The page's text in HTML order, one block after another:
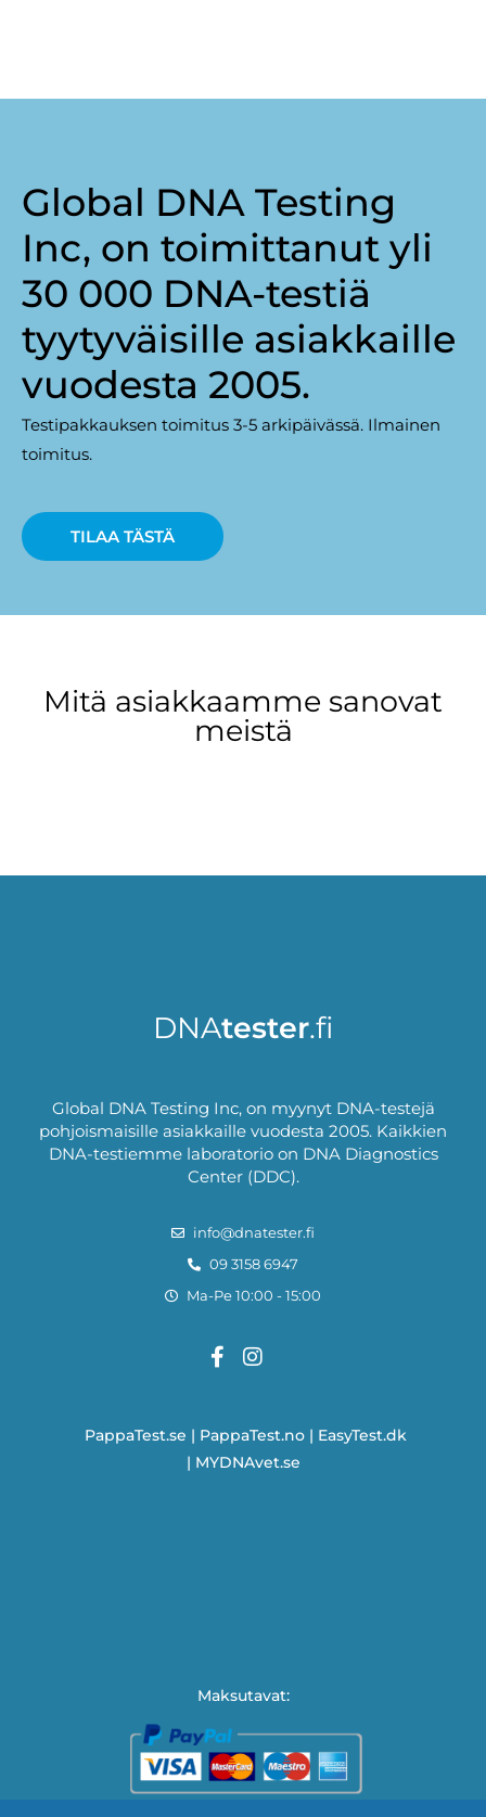
Global DNA Testing
Inc, on toimittanut yli
30 000 DNA-testiä
tyytyväisille asiakkaille
vuodesta 2005.
Testipakkauksen toimitus 3-5 arkipäivässä. Ilmainen
toimitus.
TILAA TÄSTÄ
Mitä asiakkaamme sanovat
meistä
DNAtester.fi
Global DNA Testing Inc, on myynyt DNA-testejä
pohjoismaisille asiakkaille vuodesta 2005. Kaikkien
DNA-testiemme laboratorio on DNA Diagnostics
Center (DDC).
info@dnatester.fi
09 3158 6947
Ma-Pe 10:00 - 15:00
PappaTest.se | PappaTest.no| EasyTest.dk
| MYDNAvet.se
Maksutavat: